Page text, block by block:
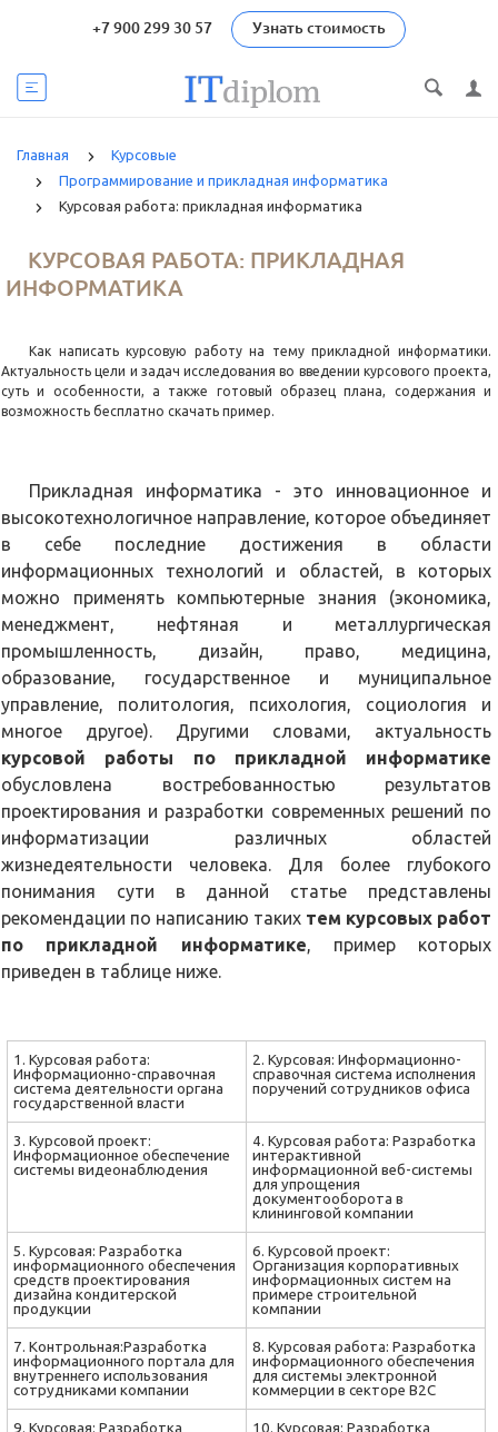
+7 900 299 30 57 Узнать стоимость
Главная
Курсовые
Программирование и прикладная информатика
Курсовая работа: прикладная информатика
КУРСОВАЯ РАБОТА: ПРИКЛАДНАЯ
ИНФОРМАТИКА
Как написать курсовую работу на тему прикладной информатики.
Актуальность цели и задач исследования во введении курсового проекта,
суть и особенности, а также готовый образец плана, содержания и
возможность бесплатно скачать пример.
Прикладная информатика - это инновационное и
высокотехнологичное направление, которое объединяет
в себе последние достижения в области
информационных технологий и областей, в которых
можно применять компьютерные знания (экономика,
менеджмент, нефтяная и металлургическая
промышленность, дизайн, право, медицина,
образование, государственное и муниципальное
управление, политология, психология, социология и
многое другое). Другими словами, актуальность
курсовой работы по прикладной информатике
обусловлена востребованностью результатов
проектирования и разработки современных решений по
информатизации различных областей
жизнедеятельности человека. Для более глубокого
понимания сути в данной статье представлены
рекомендации по написанию таких тем курсовых работ
по прикладной информатике, пример которых
приведен в таблице ниже.
1. Курсовая работа:
Информационно-справочная
система деятельности органа
государственной власти
2. Курсовая: Информационно-
справочная система исполнения
поручений сотрудников офиса
3. Курсовой проект:
Информационное обеспечение
системы видеонаблюдения
4. Курсовая работа: Разработка
интерактивной
информационной веб-системы
для упрощения
документооборота в
клининговой компании
5. Курсовая: Разработка
информационного обеспечения
средств проектирования
дизайна кондитерской
продукции
6. Курсовой проект:
Организация корпоративных
информационных систем на
примере строительной
компании
7. Контрольная:Разработка
информационного портала для
внутреннего использования
сотрудниками компании
8. Курсовая работа: Разработка
информационного обеспечения
для системы электронной
коммерции в секторе B2C
9. Курсовая: Разработка
10. Курсовая: Разработка